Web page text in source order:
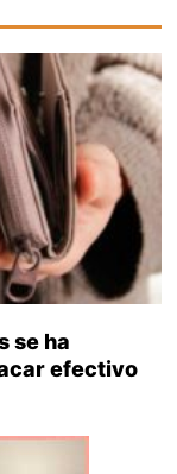
se ha
efectivo